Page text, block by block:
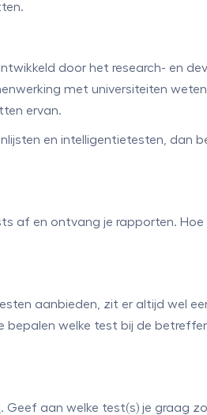
door het research- en
met universiteiten
ervan.
en intelligentietesten, dan
af en ontvang je rapporten. Hoe
aanbieden, zit er altijd wel
bepalen welke test bij de
. Geef aan welke test(s) je graag